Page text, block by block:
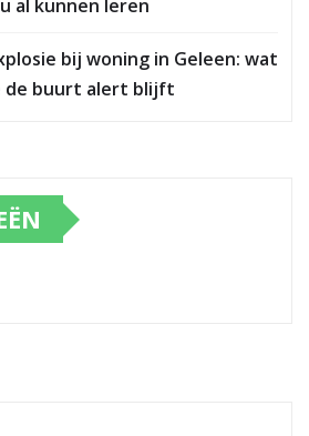
al kunnen leren
bij woning in Geleen: wat
de buurt alert blijft